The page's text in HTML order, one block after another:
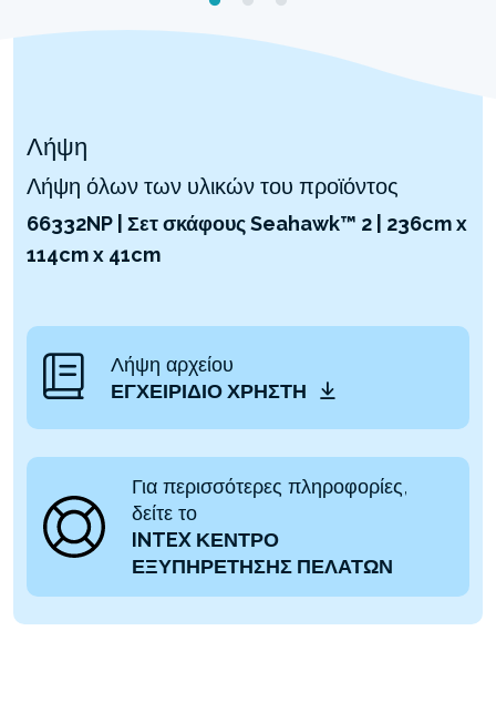
Λήψη
Λήψη όλων των υλικών του προϊόντος
66332NP | Σετ σκάφους Seahawk™ 2 | 236cm x
114cm x 41cm
Λήψη αρχείου
ΕΓΧΕΙΡΊΔΙΟ ΧΡΉΣΤΗ
Για περισσότερες πληροφορίες,
δείτε το
INTEX ΚΕΝΤΡΟ
ΕΞΥΠΗΡΕΤΗΣΗΣ ΠΕΛΑΤΩΝ